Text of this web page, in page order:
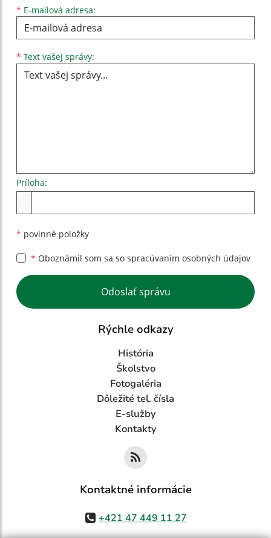
* E-mailová adresa:
* Text vašej správy:
Príloha:
* povinné položky
* Oboznámil som sa so spracúvaním osobných údajov
Google reCaptcha Response
Odoslať správu
Rýchle odkazy
História
Školstvo
Fotogaléria
Dôležité tel. čísla
E-služby
Kontakty
Kontaktné informácie
+421 47 449 11 27